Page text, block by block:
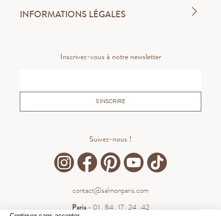
INFORMATIONS LÉGALES
Inscrivez-vous à notre newsletter
S'INSCRIRE
Suivez-nous !
contact@salmonparis.com
Paris- 01 . 84 . 17 . 24 . 42